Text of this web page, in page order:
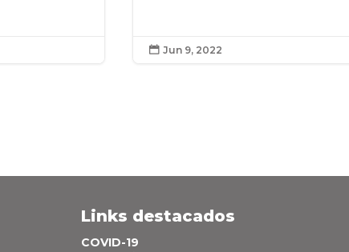
 Jun 9, 2022
Links destacados
COVID-19